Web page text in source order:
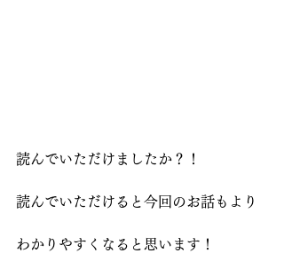
読んでいただけましたか？！
読んでいただけると今回のお話もより
わかりやすくなると思います！